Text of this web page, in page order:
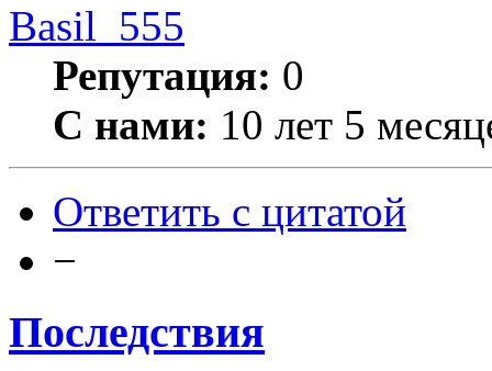
Basil_555
Репутация: 0
С нами: 10 лет 5
Ответить с цитатой
−
Последствия